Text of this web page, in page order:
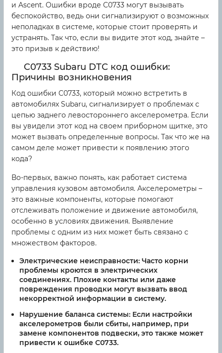
и Ascent. Ошибки вроде C0733 могут вызывать
беспокойство, ведь они сигнализируют о возможных
неполадках в системе, которые стоит проверять и
устранять. Так что, если вы видите этот код, знайте –
это призыв к действию!
C0733 Subaru DTC код ошибки:
Причины возникновения
Код ошибки C0733, который можно встретить в
автомобилях Subaru, сигнализирует о проблемах с
цепью заднего левостороннего акселерометра. Если
вы увидели этот код на своем приборном щитке, это
может вызвать определенные вопросы. Так что же на
самом деле может привести к появлению этого
кода?
Во-первых, важно понять, как работает система
управления кузовом автомобиля. Акселерометры –
это важные компоненты, которые помогают
отслеживать положение и движение автомобиля,
особенно в условиях движения. Выявление
проблемы с одним из них может быть связано с
множеством факторов.
Электрические неисправности: Часто корни
проблемы кроются в электрических
соединениях. Плохие контакты или даже
повреждения проводки могут вызвать ввод
некорректной информации в систему.
Нарушение баланса системы: Если настройки
акселерометров были сбиты, например, при
замене компонентов подвески, это также может
привести к ошибке C0733.